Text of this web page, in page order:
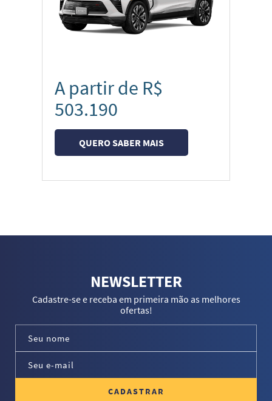
A partir de R$
503.190
QUERO SABER MAIS
NEWSLETTER
Cadastre-se e receba em primeira mão as melhores
ofertas!
CADASTRAR